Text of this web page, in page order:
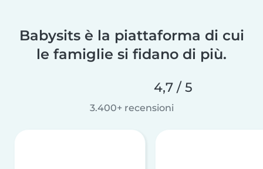
Babysits è la piattaforma di cui
le famiglie si fidano di più.
4,7 / 5
3.400+ recensioni